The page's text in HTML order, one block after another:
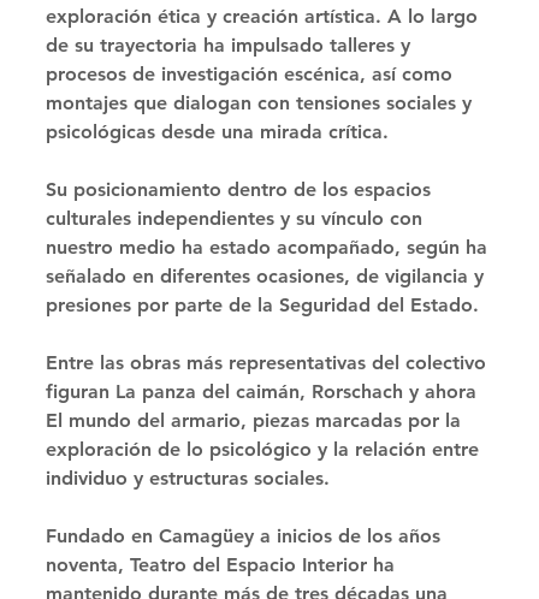
exploración ética y creación artística. A lo largo
de su trayectoria ha impulsado talleres y
procesos de investigación escénica, así como
montajes que dialogan con tensiones sociales y
psicológicas desde una mirada crítica.
Su posicionamiento dentro de los espacios
culturales independientes y su vínculo con
nuestro medio ha estado acompañado, según ha
señalado en diferentes ocasiones, de vigilancia y
presiones por parte de la Seguridad del Estado.
Entre las obras más representativas del colectivo
figuran La panza del caimán, Rorschach y ahora
El mundo del armario, piezas marcadas por la
exploración de lo psicológico y la relación entre
individuo y estructuras sociales.
Fundado en Camagüey a inicios de los años
noventa, Teatro del Espacio Interior ha
mantenido durante más de tres décadas una